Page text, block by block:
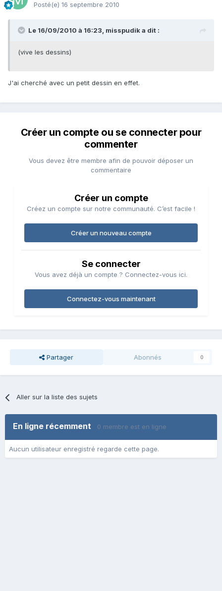
Posté(e) 16 septembre 2010
Le 16/09/2010 à 16:23, misspudik a dit :
(vive les dessins)
J'ai cherché avec un petit dessin en effet.
Créer un compte ou se connecter pour
commenter
Vous devez être membre afin de pouvoir déposer un
commentaire
Créer un compte
Créez un compte sur notre communauté. C’est facile !
Créer un nouveau compte
Se connecter
Vous avez déjà un compte ? Connectez-vous ici.
Connectez-vous maintenant
Partager Abonnés 0
Aller sur la liste des sujets
En ligne récemment 0 membre est en ligne
Aucun utilisateur enregistré regarde cette page.